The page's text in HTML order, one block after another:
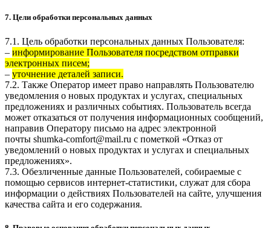
7. Цели обработки персональных данных
7.1. Цель обработки персональных данных Пользователя:
– информирование Пользователя посредством отправки
электронных писем;
– уточнение деталей записи.
7.2. Также Оператор имеет право направлять Пользователю
уведомления о новых продуктах и услугах, специальных
предложениях и различных событиях. Пользователь всегда
может отказаться от получения информационных сообщений,
направив Оператору письмо на адрес электронной
почты shumka-comfort@mail.ru с пометкой «Отказ от
уведомлений о новых продуктах и услугах и специальных
предложениях».
7.3. Обезличенные данные Пользователей, собираемые с
помощью сервисов интернет-статистики, служат для сбора
информации о действиях Пользователей на сайте, улучшения
качества сайта и его содержания.